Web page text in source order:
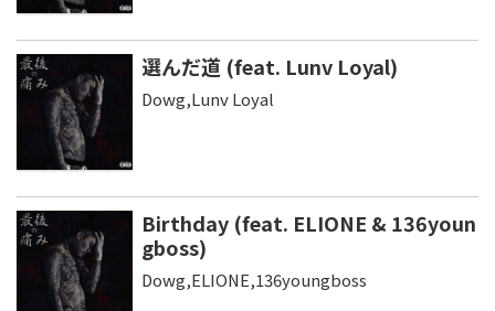
選んだ道 (feat. Lunv Loyal)
Dowg,Lunv Loyal
Birthday (feat. ELIONE & 136youn
gboss)
Dowg,ELIONE,136youngboss